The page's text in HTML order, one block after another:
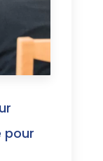
pour